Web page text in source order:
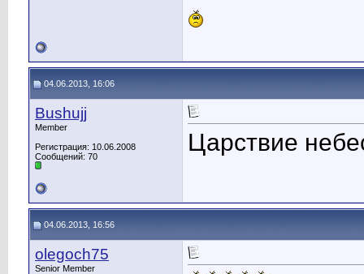
04.06.2013, 16:06
Bushujj
Member
Регистрация: 10.06.2008
Сообщений: 70
Царствие
04.06.2013, 16:56
olegoch75
Senior Member